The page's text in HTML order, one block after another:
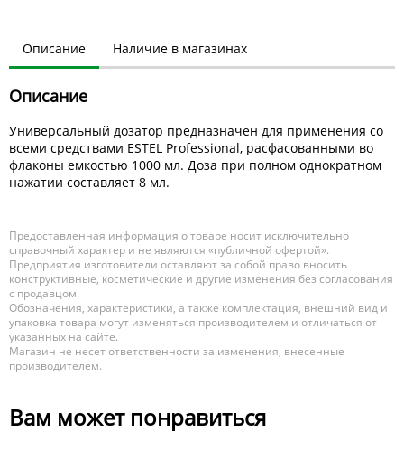
Описание Наличие в магазинах
Описание
Универсальный дозатор предназначен для применения со
всеми средствами ESTEL Professional, расфасованными во
флаконы емкостью 1000 мл. Доза при полном однократном
нажатии составляет 8 мл.
Предоставленная информация о товаре носит исключительно
справочный характер и не являются «публичной офертой».
Предприятия изготовители оставляют за собой право вносить
конструктивные, косметические и другие изменения без согласования
с продавцом.
Обозначения, характеристики, а также комплектация, внешний вид и
упаковка товара могут изменяться производителем и отличаться от
указанных на сайте.
Магазин не несет ответственности за изменения, внесенные
производителем.
Вам может понравиться